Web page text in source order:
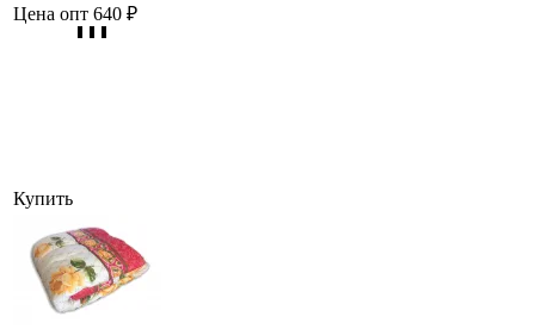
Цена опт 640 ₽
Купить